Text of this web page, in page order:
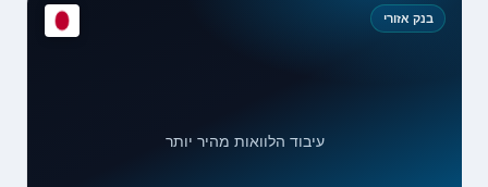
בנק אזורי
עיבוד הלוואות מהיר יותר